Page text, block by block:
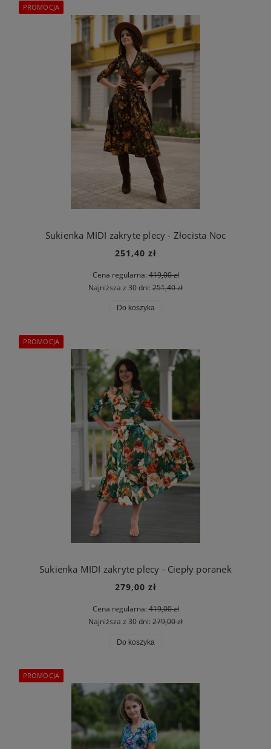
Sukienka MIDI zakryte plecy - Złocista Noc
251,40 zł
Cena regularna:419,00 zł
Najniższa z 30 dni: 251,40 zł
Do koszyka
PROMOCJA
Sukienka MIDI zakryte plecy - Ciepły poranek
279,00 zł
Cena regularna:419,00 zł
Najniższa z 30 dni: 279,00 zł
Do koszyka
PROMOCJA
PROMOCJA